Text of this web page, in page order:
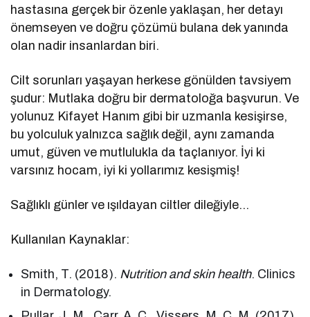
hastasına gerçek bir özenle yaklaşan, her detayı
önemseyen ve doğru çözümü bulana dek yanında
olan nadir insanlardan biri.
Cilt sorunları yaşayan herkese gönülden tavsiyem
şudur: Mutlaka doğru bir dermatoloğa başvurun. Ve
yolunuz Kifayet Hanım gibi bir uzmanla kesişirse,
bu yolculuk yalnızca sağlık değil, aynı zamanda
umut, güven ve mutlulukla da taçlanıyor. İyi ki
varsınız hocam, iyi ki yollarımız kesişmiş!
Sağlıklı günler ve ışıldayan ciltler dileğiyle…
Kullanılan Kaynaklar:
Smith, T. (2018). Nutrition and skin health. Clinics
in Dermatology.